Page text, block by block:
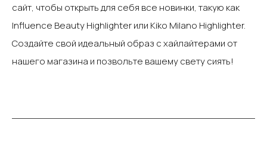
сайт, чтобы открыть для себя все новинки, такую как
Influence Beauty Highlighter или Kiko Milano Highlighter.
Создайте свой идеальный образ с хайлайтерами от
нашего магазина и позвольте вашему свету сиять!